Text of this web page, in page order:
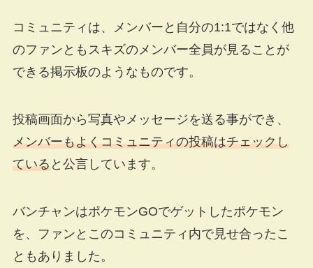
コミュニティは、メンバーと自分の1:1ではなく他
のファンともスキズのメンバー全員が見ることが
できる掲示板のようなものです。
投稿画面から写真やメッセージを送る事ができ、
メンバーもよくコミュニティの投稿はチェックし
ていると公言しています。
バンチャンはポケモンGOでゲットしたポケモン
を、ファンとこのコミュニティ内で見せ合ったこ
ともありました。